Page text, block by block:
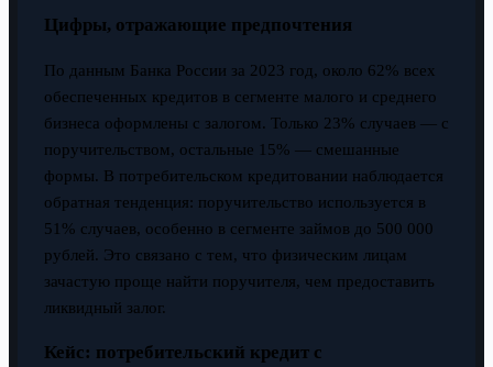
Цифры, отражающие предпочтения
По данным Банка России за 2023 год, около 62% всех
обеспеченных кредитов в сегменте малого и среднего
бизнеса оформлены с залогом. Только 23% случаев — с
поручительством, остальные 15% — смешанные
формы. В потребительском кредитовании наблюдается
обратная тенденция: поручительство используется в
51% случаев, особенно в сегменте займов до 500 000
рублей. Это связано с тем, что физическим лицам
зачастую проще найти поручителя, чем предоставить
ликвидный залог.
Кейс: потребительский кредит с